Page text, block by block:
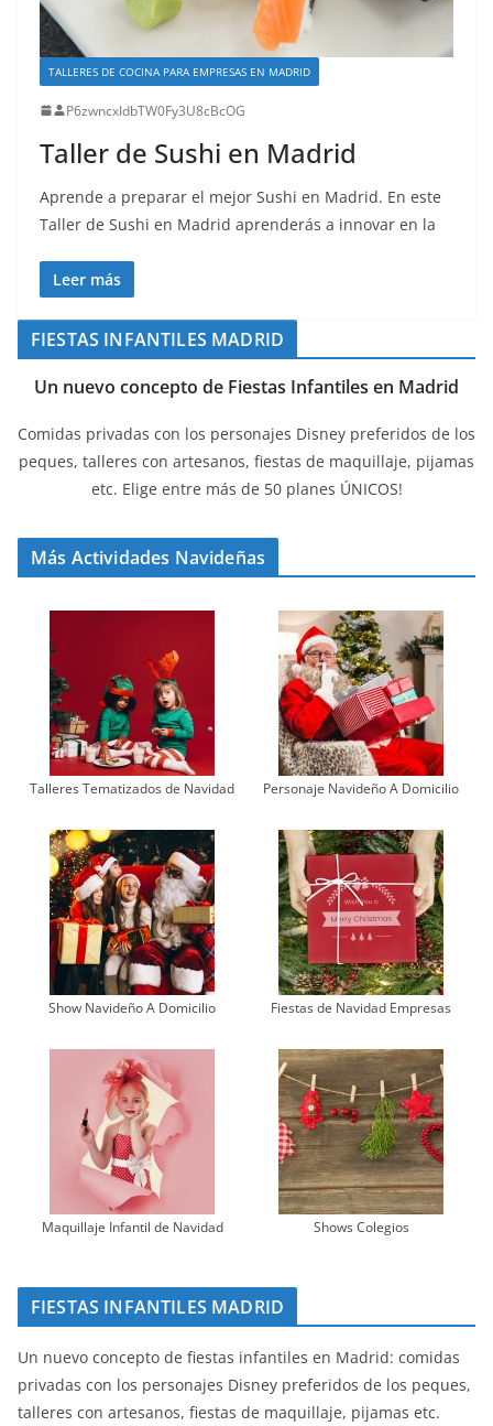
TALLERES DE COCINA PARA EMPRESAS EN MADRID
P6zwncxIdbTW0Fy3U8cBcOG
Taller de Sushi en Madrid
Aprende a preparar el mejor Sushi en Madrid. En este
Taller de Sushi en Madrid aprenderás a innovar en la
Leer más
FIESTAS INFANTILES MADRID
Un nuevo concepto de Fiestas Infantiles en Madrid
Comidas privadas con los personajes Disney preferidos de los
peques, talleres con artesanos, fiestas de maquillaje, pijamas
etc. Elige entre más de 50 planes ÚNICOS!
Más Actividades Navideñas
Talleres Tematizados de Navidad Personaje Navideño A Domicilio
Show Navideño A Domicilio Fiestas de Navidad Empresas
Maquillaje Infantil de Navidad Shows Colegios
FIESTAS INFANTILES MADRID
Un nuevo concepto de fiestas infantiles en Madrid: comidas
privadas con los personajes Disney preferidos de los peques,
talleres con artesanos, fiestas de maquillaje, pijamas etc.